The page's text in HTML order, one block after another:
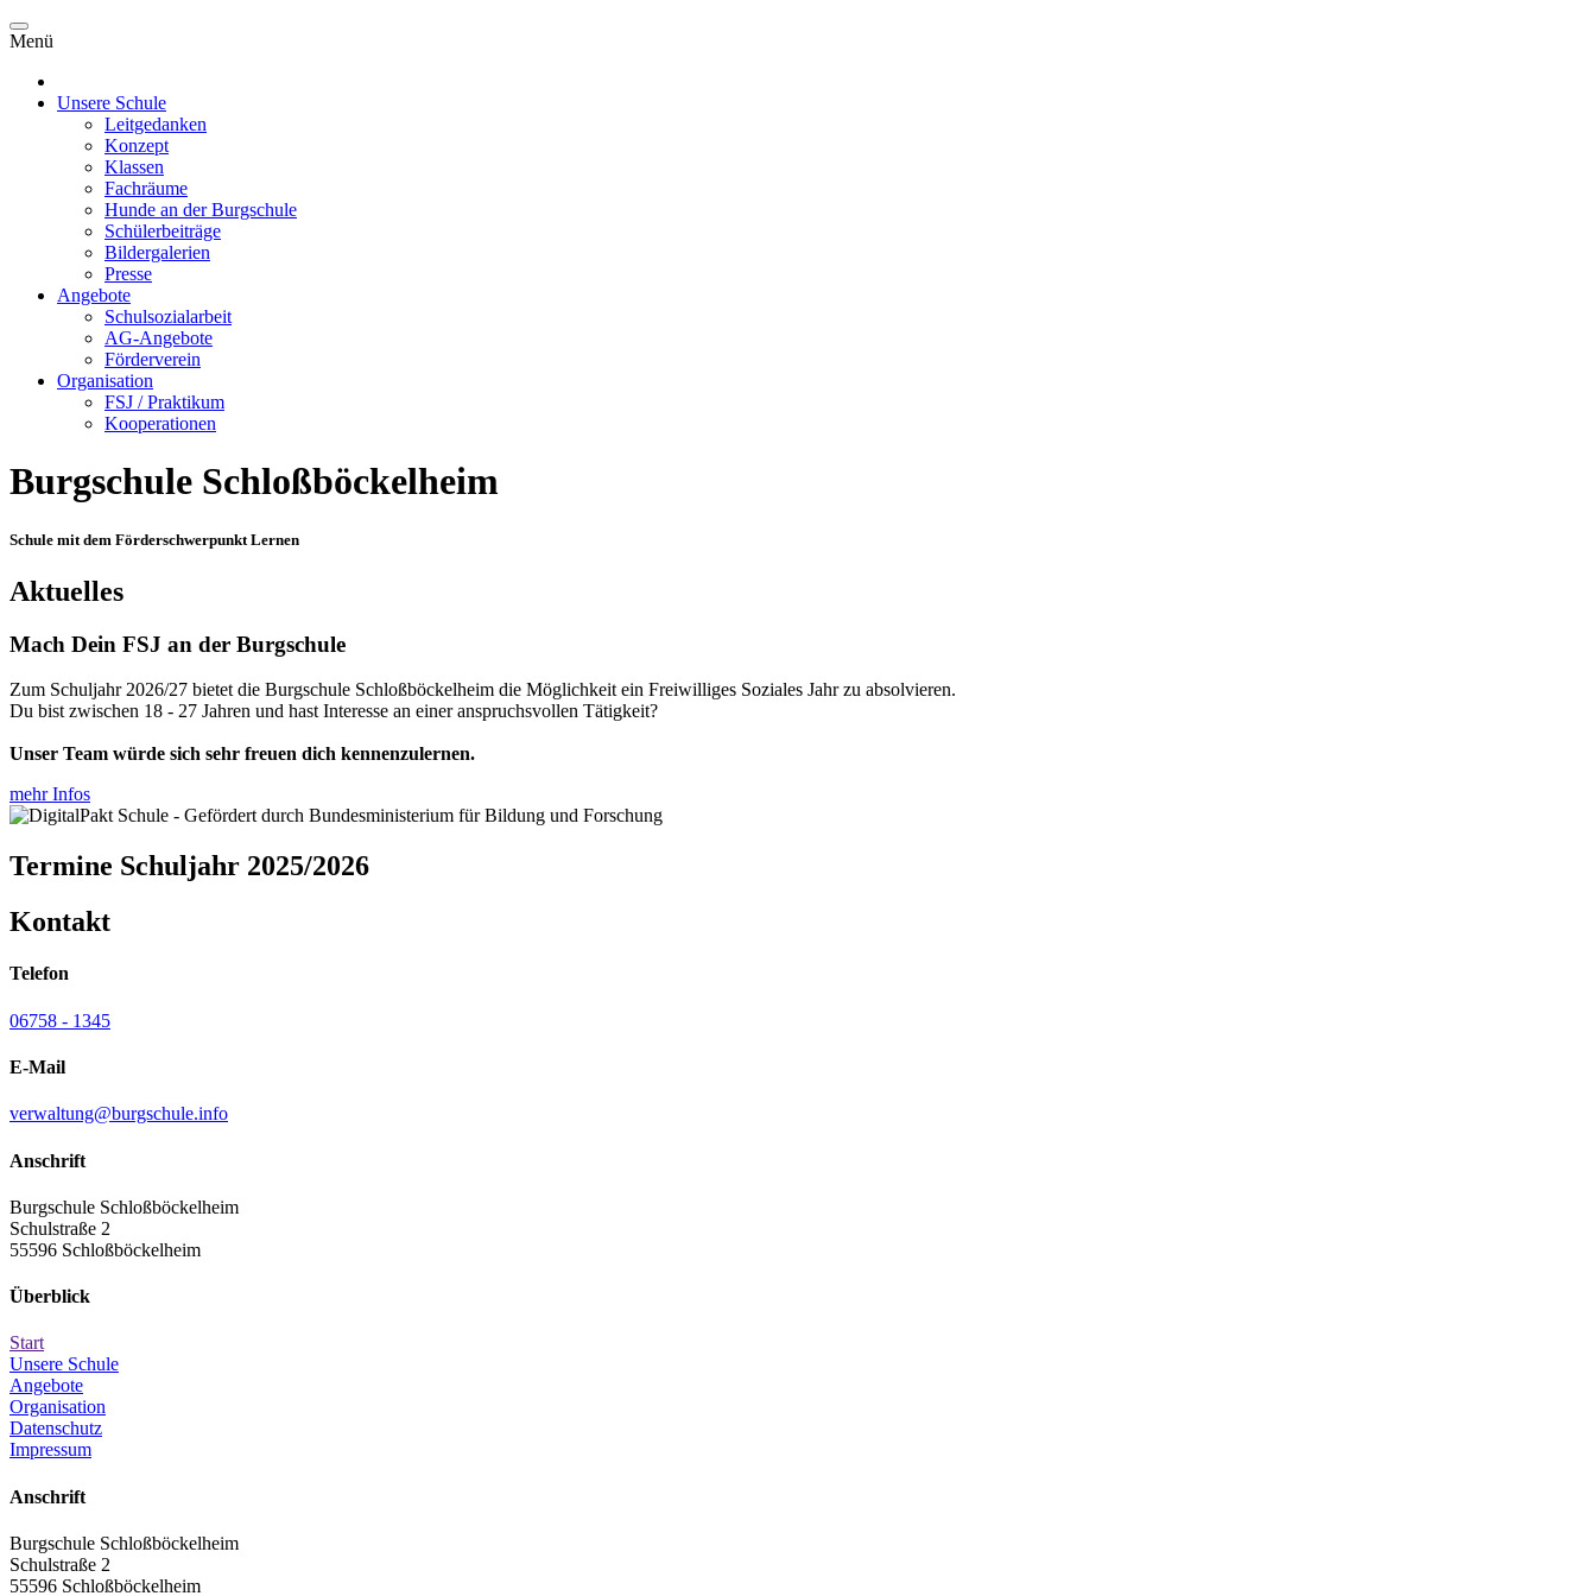
Menü
Unsere Schule
Leitgedanken
Konzept
Klassen
Fachräume
Hunde an der Burgschule
Schülerbeiträge
Bildergalerien
Presse
Angebote
Schulsozialarbeit
AG-Angebote
Förderverein
Organisation
FSJ / Praktikum
Kooperationen
Burgschule Schloßböckelheim
Schule mit dem Förderschwerpunkt Lernen
Aktuelles
Mach Dein FSJ an der Burgschule
Zum Schuljahr 2026/27 bietet die Burgschule Schloßböckelheim die Möglichkeit ein Freiwilliges Soziales Jahr zu absolvieren.
Du bist zwischen 18 - 27 Jahren und hast Interesse an einer anspruchsvollen Tätigkeit?
Unser Team würde sich sehr freuen dich kennenzulernen.
mehr Infos
Termine Schuljahr 2025/2026
Kontakt
Telefon
06758 - 1345
E-Mail
verwaltung@burgschule.info
Anschrift
Burgschule Schloßböckelheim
Schulstraße 2
55596 Schloßböckelheim
Überblick
Start
Unsere Schule
Angebote
Organisation
Datenschutz
Impressum
Anschrift
Burgschule Schloßböckelheim
Schulstraße 2
55596 Schloßböckelheim